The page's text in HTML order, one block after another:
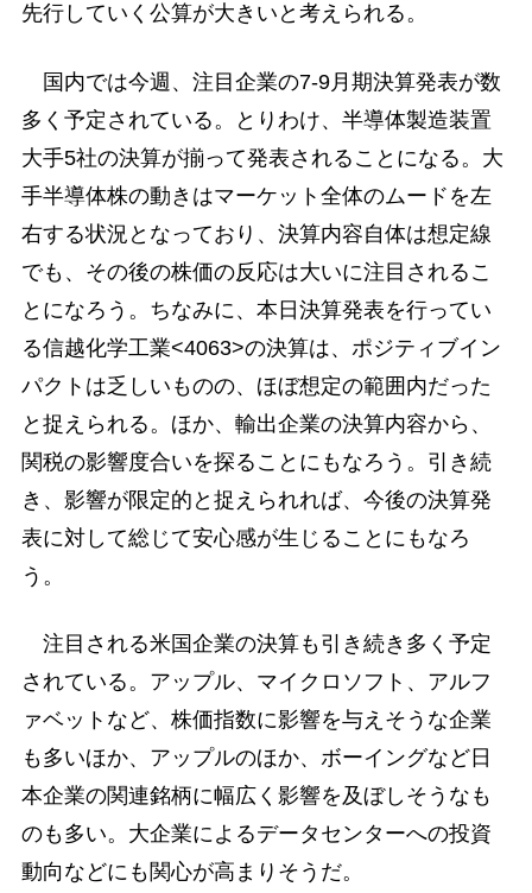
先行していく公算が大きいと考えられる。
国内では今週、注目企業の7-9月期決算発表が数
多く予定されている。とりわけ、半導体製造装置
大手5社の決算が揃って発表されることになる。大
手半導体株の動きはマーケット全体のムードを左
右する状況となっており、決算内容自体は想定線
でも、その後の株価の反応は大いに注目されるこ
とになろう。ちなみに、本日決算発表を行ってい
る信越化学工業<4063>の決算は、ポジティブイン
パクトは乏しいものの、ほぼ想定の範囲内だった
と捉えられる。ほか、輸出企業の決算内容から、
関税の影響度合いを探ることにもなろう。引き続
き、影響が限定的と捉えられれば、今後の決算発
表に対して総じて安心感が生じることにもなろ
う。
注目される米国企業の決算も引き続き多く予定
されている。アップル、マイクロソフト、アルフ
ァベットなど、株価指数に影響を与えそうな企業
も多いほか、アップルのほか、ボーイングなど日
本企業の関連銘柄に幅広く影響を及ぼしそうなも
のも多い。大企業によるデータセンターへの投資
動向などにも関心が高まりそうだ。